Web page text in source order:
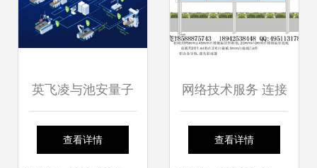
英飞凌与池安量子
联合研发抗量子攻
查看详情
网络技术服务 连接
数字世界的桥梁
查看详情